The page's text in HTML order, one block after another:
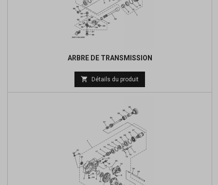
ARBRE DE TRANSMISSION
Prix
de
 Détails du produit